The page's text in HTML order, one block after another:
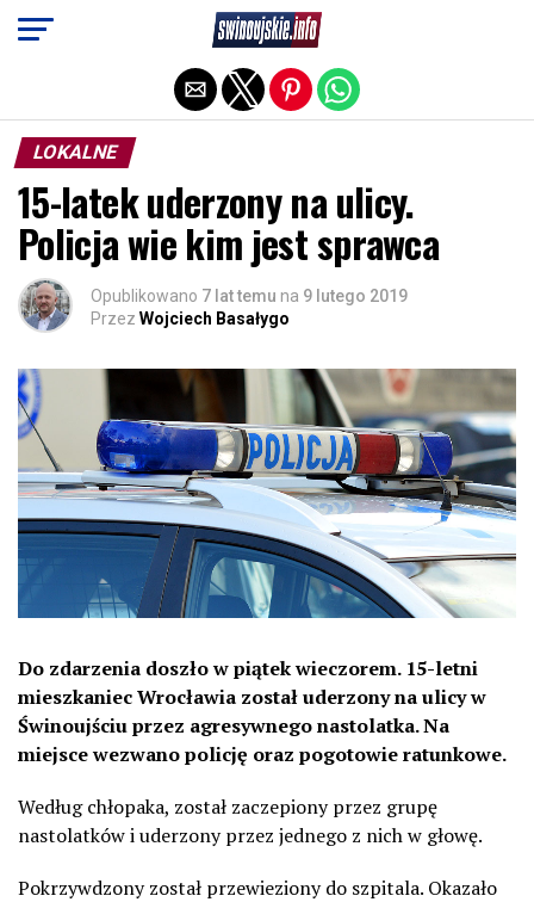
LOKALNE
15-latek uderzony na ulicy.
Policja wie kim jest sprawca
Opublikowano 7 lat temu na 9 lutego 2019
Przez Wojciech Basałygo
Do zdarzenia doszło w piątek wieczorem. 15-letni
mieszkaniec Wrocławia został uderzony na ulicy w
Świnoujściu przez agresywnego nastolatka. Na
miejsce wezwano policję oraz pogotowie ratunkowe.
Według chłopaka, został zaczepiony przez grupę
nastolatków i uderzony przez jednego z nich w głowę.
Pokrzywdzony został przewieziony do szpitala. Okazało
Exit mobile version